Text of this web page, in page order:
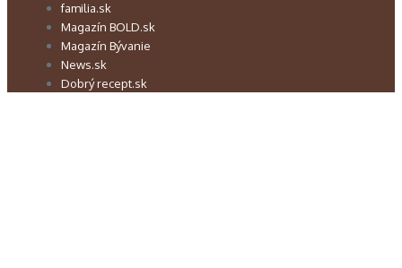
familia.sk
Magazín BOLD.sk
Magazín Bývanie
News.sk
Dobrý recept.sk